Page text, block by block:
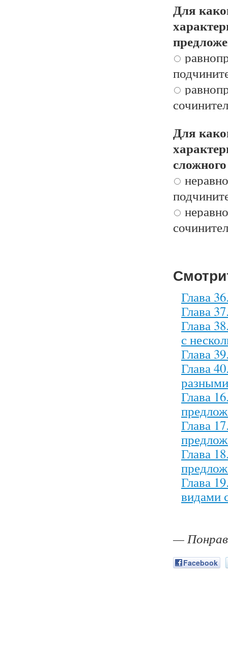
Для
Для
Глава
Глава
Глава
с
Глава
Глава
Глава
Глава
Глава
Глава
видами
—
Facebook